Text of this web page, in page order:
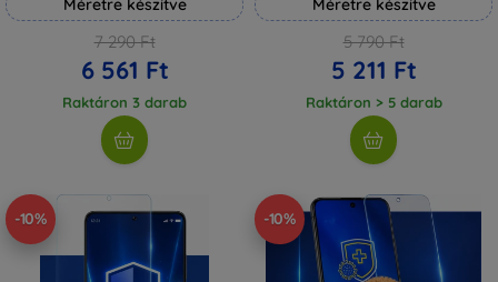
7 290 Ft
6 561 Ft
Raktáron 3 darab
5 790 Ft
5 211 Ft
Raktáron > 5 darab
-10% -10%